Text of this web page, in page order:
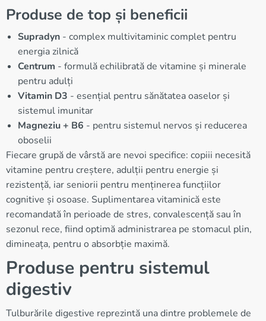
Produse de top și beneficii
Supradyn - complex multivitaminic complet pentru
energia zilnică
Centrum - formulă echilibrată de vitamine și minerale
pentru adulți
Vitamin D3 - esențial pentru sănătatea oaselor și
sistemul imunitar
Magneziu + B6 - pentru sistemul nervos și reducerea
oboselii
Fiecare grupă de vârstă are nevoi specifice: copiii necesită
vitamine pentru creștere, adulții pentru energie și
rezistență, iar seniorii pentru menținerea funcțiilor
cognitive și osoase. Suplimentarea vitaminică este
recomandată în perioade de stres, convalescență sau în
sezonul rece, fiind optimă administrarea pe stomacul plin,
dimineața, pentru o absorbție maximă.
Produse pentru sistemul
digestiv
Tulburările digestive reprezintă una dintre problemele de